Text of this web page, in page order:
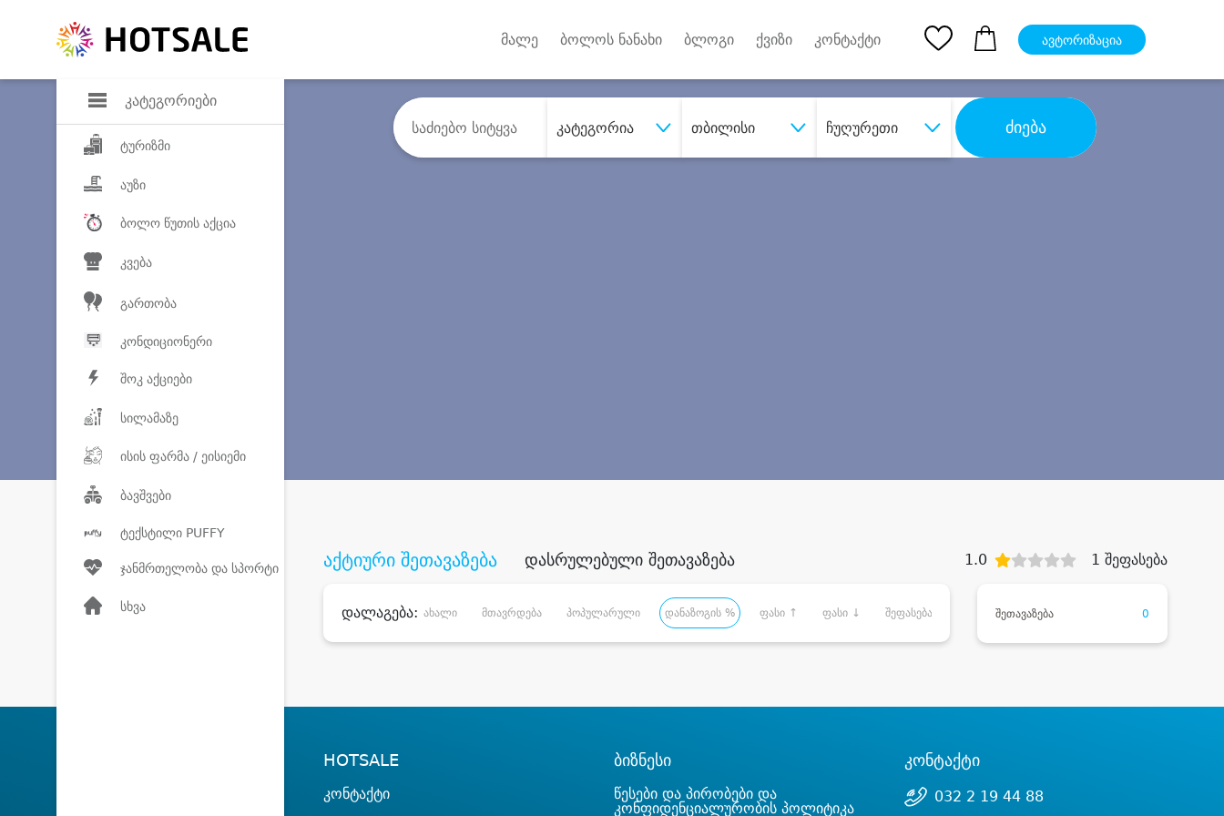
კატეგორიები
ტურიზმი
აუზი
ბოლო წუთის აქცია
კვება
გართობა
კონდიციონერი
შოკ აქციები
სილამაზე
ისის ფარმა / ეისიემი
ბავშვები
ტექსტილი PUFFY
ჯანმრთელობა და სპორტი
სხვა
მალე ბოლოს ნანახი ბლოგი ქვიზი კონტაქტი ავტორიზაცია
კატეგორია თბილისი ჩუღურეთი ძიება
აქტიური შეთავაზება დასრულებული შეთავაზება 1.0 1 შეფასება
დალაგება: ახალი მთავრდება პოპულარული დანაზოგის % ფასი ↑ ფასი ↓ შეფასება შეთავაზება 0
HOTSALE
კონტაქტი
ბიზნესი
წესები და პირობები და
კონფიდენციალურობის პოლიტიკა
კონტაქტი
032 2 19 44 88